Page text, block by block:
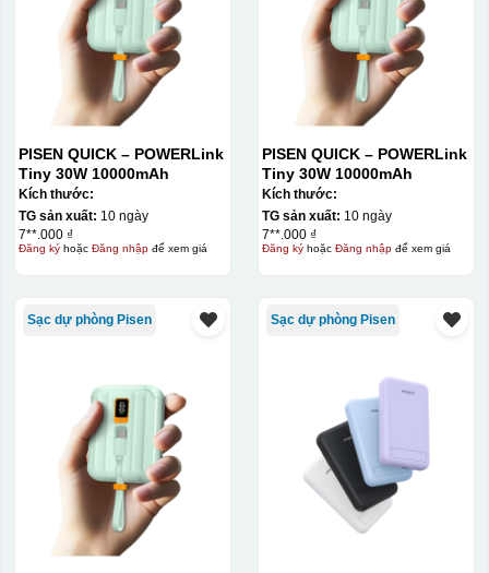
PISEN QUICK – POWERLink
Tiny 30W 10000mAh
Kích thước:
TG sản xuất: 10 ngày
7**.000 ₫
Đăng kýhoặc Đăng nhậpđể xem giá
PISEN QUICK – POWERLink
Tiny 30W 10000mAh
Kích thước:
TG sản xuất: 10 ngày
7**.000 ₫
Đăng kýhoặc Đăng nhậpđể xem giá
Sạc dự phòng Pisen Sạc dự phòng Pisen